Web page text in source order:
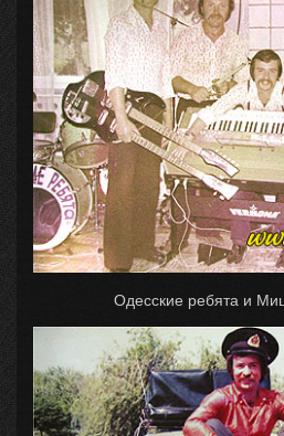
Одесские ребята и